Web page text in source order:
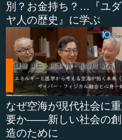
別？お金持ち？…『ユダ
ヤ人の歴史』に学ぶ
なぜ空海が現代社会に重
要か――新しい社会の創
造のために